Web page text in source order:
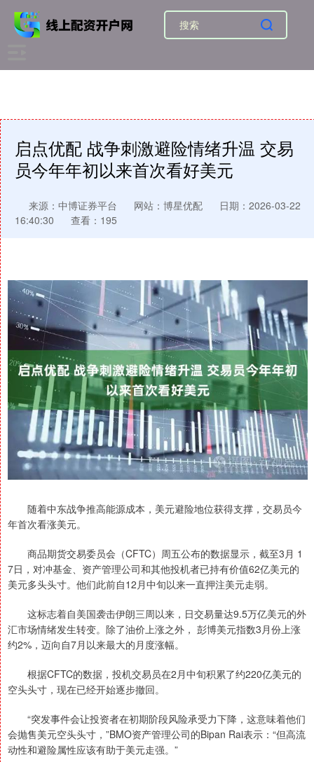
启点优配 战争刺激避险情绪升温 交易
员今年年初以来首次看好美元
来源：中博证券平台 网站：博星优配
日期：2026-03-22
16:40:30
查看：195
随着中东战争推高能源成本，美元避险地位获得支撑，交易员今
年首次看涨美元。
商品期货交易委员会（CFTC）周五公布的数据显示，截至3月 1
7日，对冲基金、资产管理公司和其他投机者已持有价值62亿美元的
美元多头头寸。他们此前自12月中旬以来一直押注美元走弱。
这标志着自美国袭击伊朗三周以来，日交易量达9.5万亿美元的外
汇市场情绪发生转变。除了油价上涨之外， 彭博美元指数3月份上涨
约2%，迈向自7月以来最大的月度涨幅。
根据CFTC的数据，投机交易员在2月中旬积累了约220亿美元的
空头头寸，现在已经开始逐步撤回。
“突发事件会让投资者在初期阶段风险承受力下降，这意味着他们
会抛售美元空头头寸，”BMO资产管理公司的Bipan Rai表示：“但高流
动性和避险属性应该有助于美元走强。”